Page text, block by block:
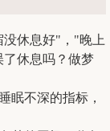
休息好"，"晚上
休息吗？做梦
眠不深的指标，